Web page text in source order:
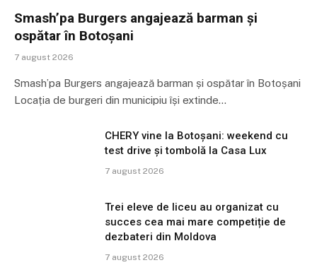
Smash’pa Burgers angajează barman și
ospătar în Botoșani
7 august 2026
Smash’pa Burgers angajează barman și ospătar în Botoșani
Locația de burgeri din municipiu își extinde…
CHERY vine la Botoșani: weekend cu
test drive și tombolă la Casa Lux
7 august 2026
Trei eleve de liceu au organizat cu
succes cea mai mare competiție de
dezbateri din Moldova
7 august 2026